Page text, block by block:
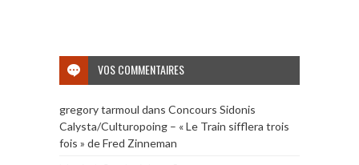
VOS COMMENTAIRES
gregory tarmoul dans Concours Sidonis
Calysta/Culturopoing – « Le Train sifflera trois
fois » de Fred Zinneman